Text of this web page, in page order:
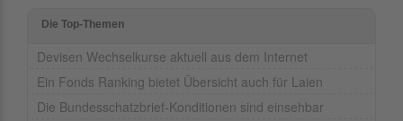
Die Top-Themen
Devisen Wechselkurse aktuell aus dem Internet
Ein Fonds Ranking bietet Übersicht auch für Laien
Die Bundesschatzbrief-Konditionen sind einsehbar